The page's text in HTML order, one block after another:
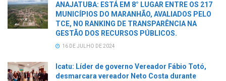
ANAJATUBA: ESTÁ EM 8° LUGAR ENTRE OS 217
MUNICÍPIOS DO MARANHÃO, AVALIADOS PELO
TCE, NO RANKING DE TRANSPARÊNCIA NA
GESTÃO DOS RECURSOS PÚBLICOS.
16 DE JULHO DE 2024
Icatu: Líder de governo Vereador Fábio Totó,
desmarcara vereador Neto Costa durante